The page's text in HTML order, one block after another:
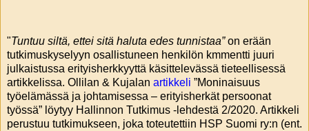
"Tuntuu siltä, ettei sitä haluta edes tunnistaa”on erään
tutkimuskyselyyn osallistuneen henkilön kmmentti juuri
julkaistussa erityisherkkyyttä käsittelevässä tieteellisessä
artikkelissa. Ollilan & Kujalan artikkeli ”Moninaisuus
työelämässä ja johtamisessa – erityisherkät persoonat
työssä” löytyy Hallinnon Tutkimus -lehdestä 2/2020. Artikkeli
perustuu tutkimukseen, joka toteutettiin HSP Suomi ry:n (ent.